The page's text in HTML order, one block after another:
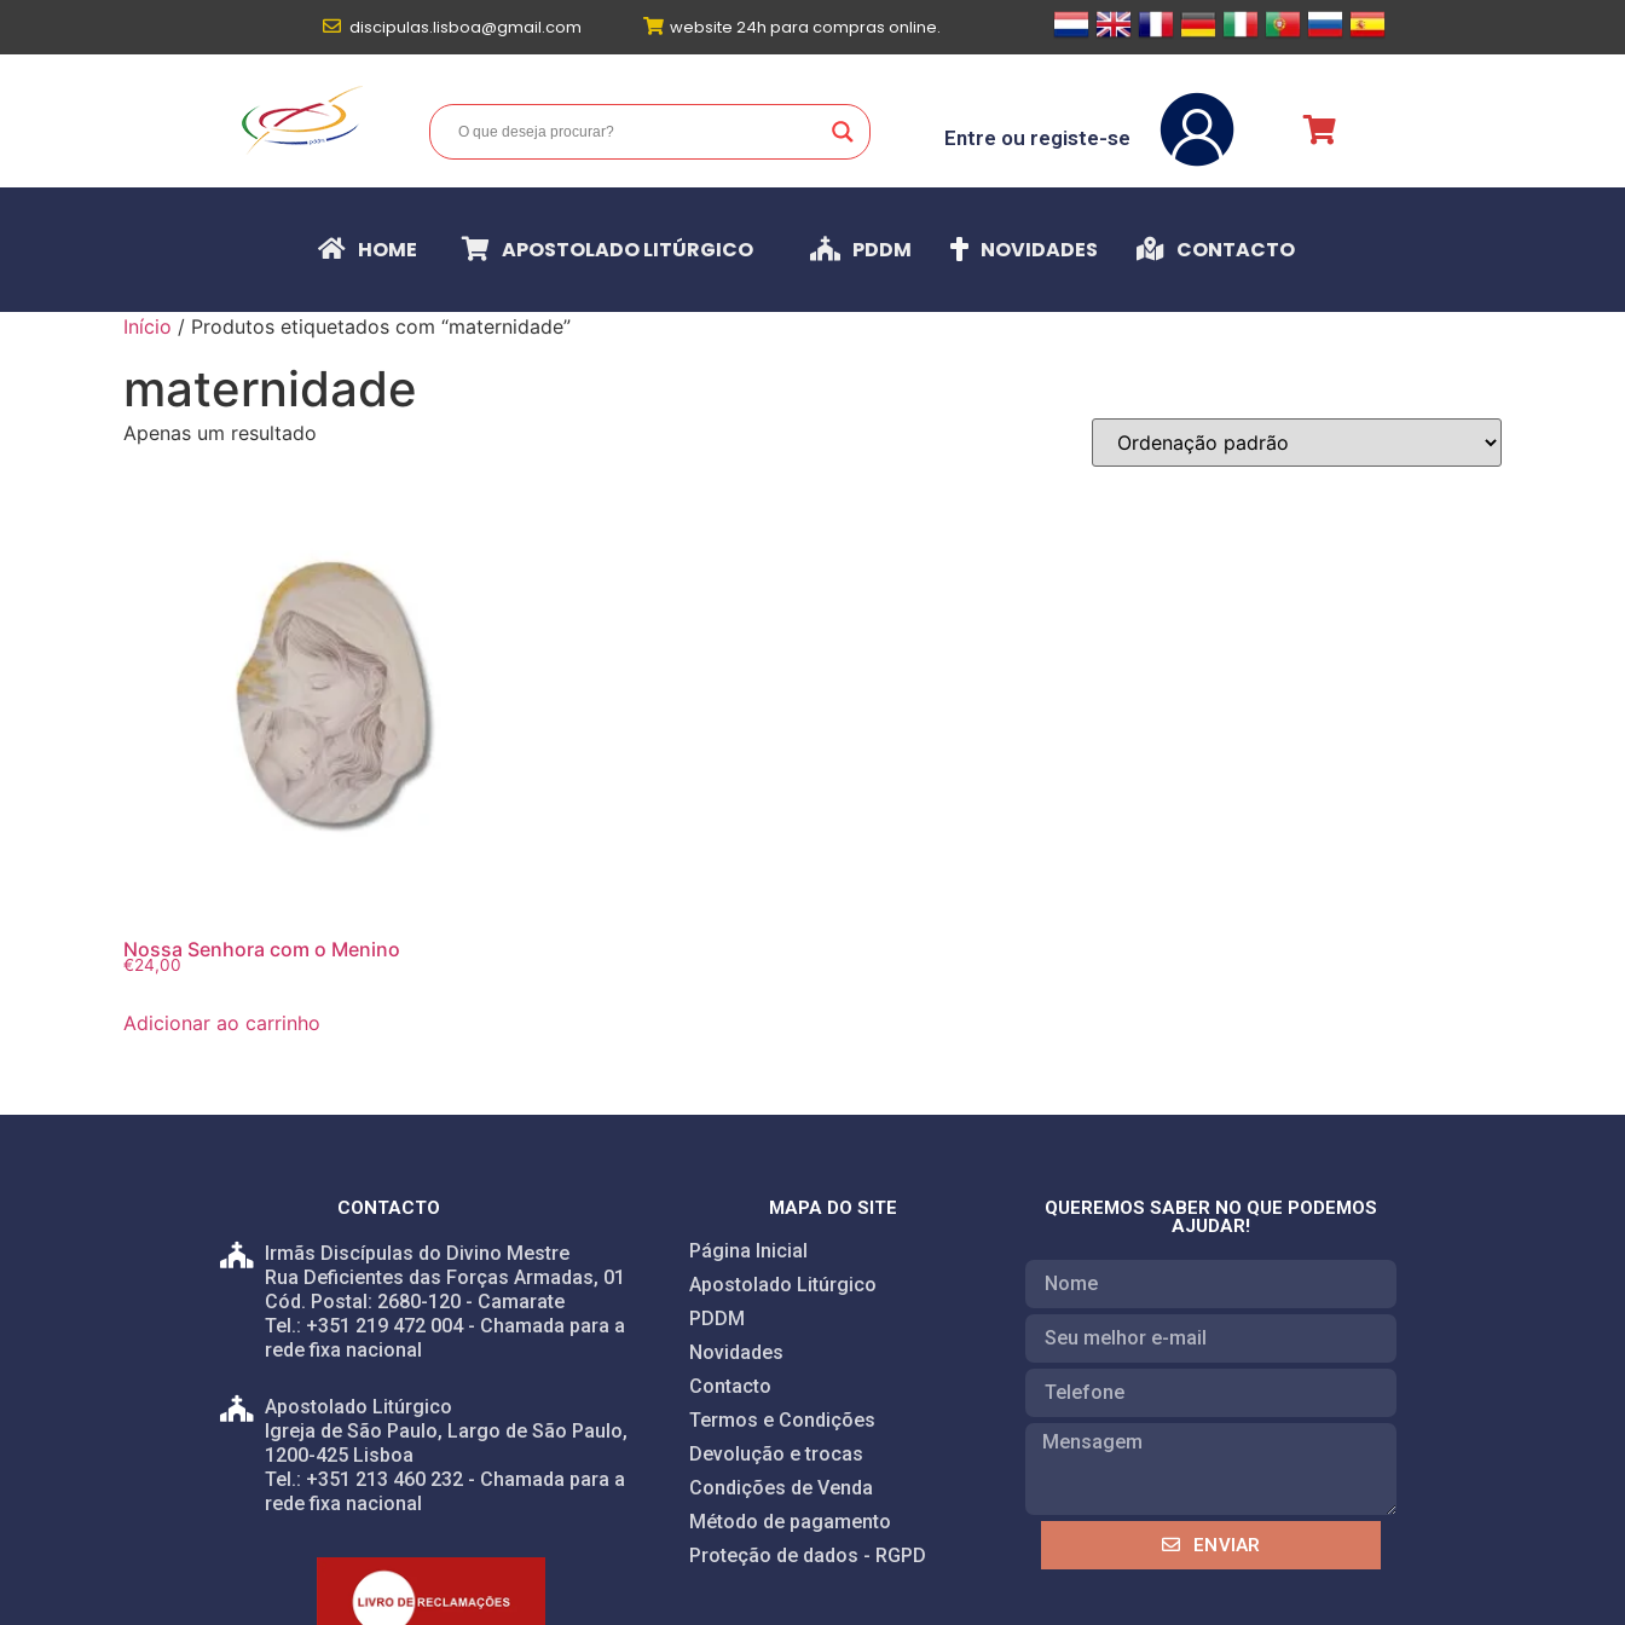
discipulas.lisboa@gmail.com website 24h para compras online.
Entre ou registe-se
HOME APOSTOLADO LITÚRGICO PDDM NOVIDADES CONTACTO
Início / Produtos etiquetados com “maternidade”
maternidade
Apenas um resultado
Nossa Senhora com o Menino
€24,00
Adicionar ao carrinho
CONTACTO
Irmãs Discípulas do Divino Mestre
Rua Deficientes das Forças Armadas, 01
Cód. Postal: 2680-120 - Camarate
Tel.: +351 219 472 004 - Chamada para a
rede fixa nacional
Apostolado Litúrgico
Igreja de São Paulo, Largo de São Paulo,
1200-425 Lisboa
Tel.: +351 213 460 232 - Chamada para a
rede fixa nacional
MAPA DO SITE
Página Inicial
Apostolado Litúrgico
PDDM
Novidades
Contacto
Termos e Condições
Devolução e trocas
Condições de Venda
Método de pagamento
Proteção de dados - RGPD
QUEREMOS SABER NO QUE PODEMOS
AJUDAR!
ENVIAR